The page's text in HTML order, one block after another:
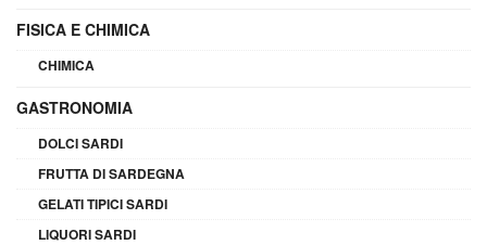
FISICA E CHIMICA
CHIMICA
GASTRONOMIA
DOLCI SARDI
FRUTTA DI SARDEGNA
GELATI TIPICI SARDI
LIQUORI SARDI